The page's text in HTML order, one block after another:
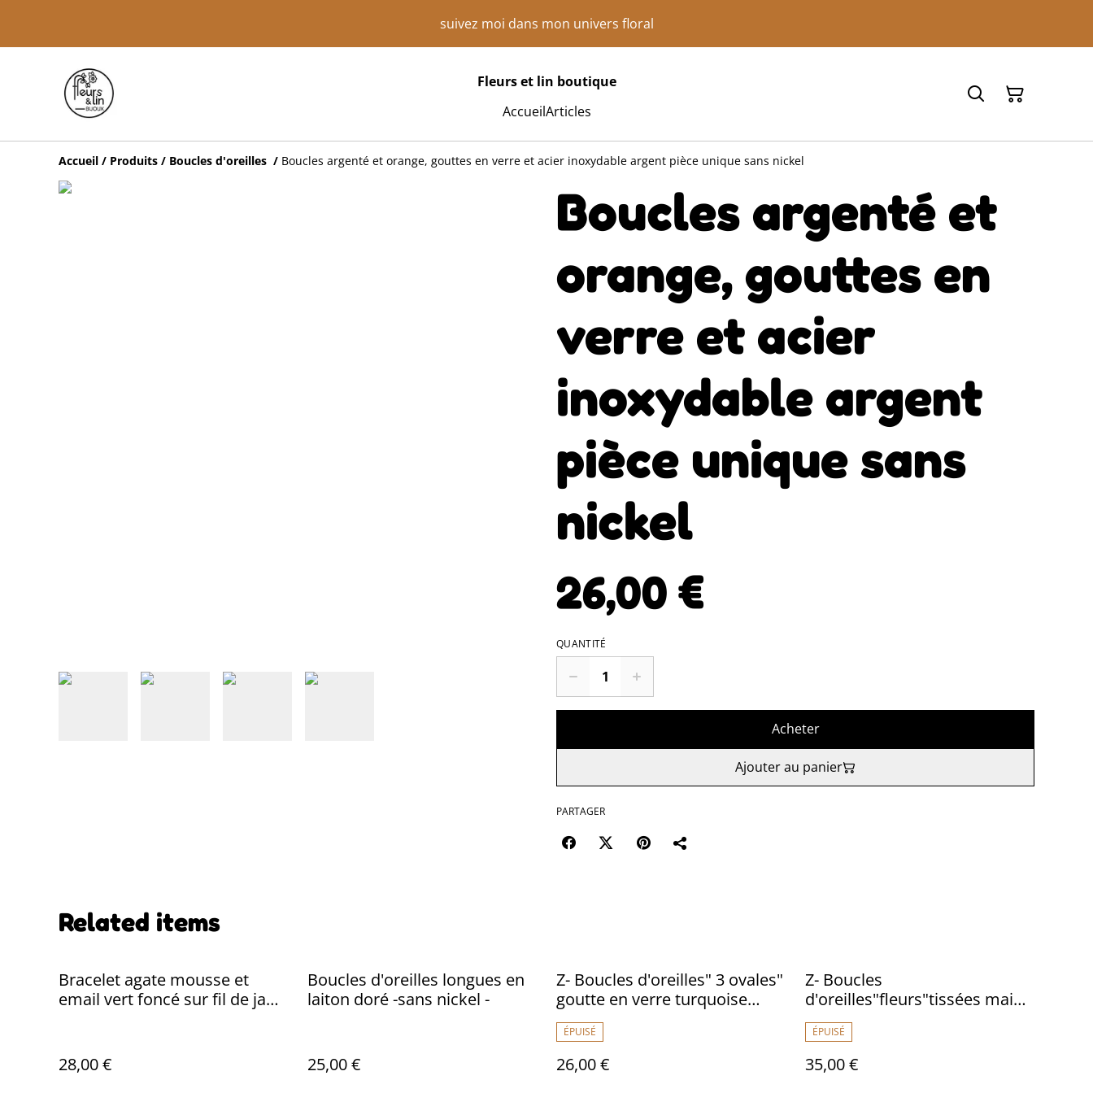
suivez moi dans mon univers floral
Fleurs et lin boutique
AccueilArticles
Accueil / Produits / Boucles d'oreilles / Boucles argenté et orange, gouttes en verre et acier inoxydable argent pièce unique sans nickel
Boucles argenté et
orange, gouttes en
verre et acier
inoxydable argent
pièce unique sans
nickel
26,00 €
QUANTITÉ
Acheter
Ajouter au panier
PARTAGER
Related items
Bracelet agate mousse et
email vert foncé sur fil de jade
28,00 €
Boucles d'oreilles longues en
laiton doré -sans nickel -
25,00 €
Z- Boucles d'oreilles" 3 ovales"
goutte en verre turquoise
acier inoxydable argent pièce
unique sans nickel
ÉPUISÉ
26,00 €
Z- Boucles
d'oreilles"fleurs"tissées main
en perles de verre sur fil de
lin. Fermoirs en acier
inoxydable doré, bleu,
orange,or. -sans nickel
ÉPUISÉ
35,00 €